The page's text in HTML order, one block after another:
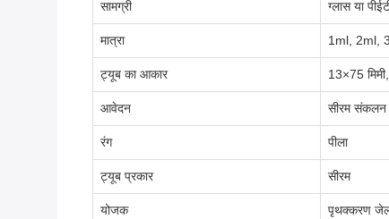
सामग्री ग्लास या
मात्रा 1ml, 2ml,
ट्यूब का आकार 13×75
आवेदन सीरम संकलन
रंग पीला
ट्यूब प्रकार सीरम
योजक पृथक्करण